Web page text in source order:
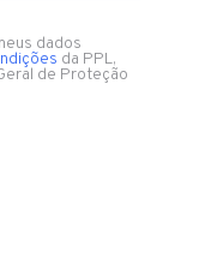
dados
da PPL,
de Proteção